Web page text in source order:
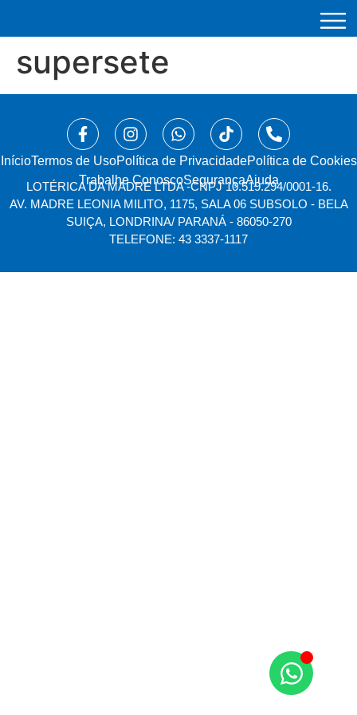
supersete
Início⁠Termos de UsoPolítica de PrivacidadePolítica de Cookies
Trabalhe ConoscoSegurançaAjuda
LOTÉRICA DA MADRE LTDA -CNPJ 10.519.294/0001-16.
AV. MADRE LEONIA MILITO, 1175, SALA 06 SUBSOLO - BELA
SUIÇA, LONDRINA/ PARANÁ - 86050-270
TELEFONE: 43 3337-1117